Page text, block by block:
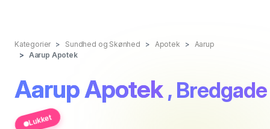
Kategorier Sundhed og Skønhed Apotek
Aarup
Aarup Apotek
Aarup Apotek ,
Lukket